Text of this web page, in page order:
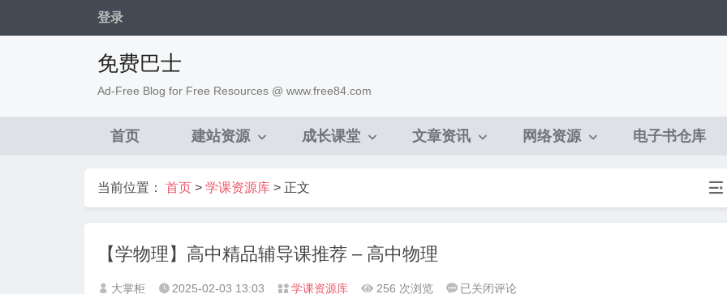
登录
免费巴士
Ad-Free Blog for Free Resources @ www.free84.com
首页 建站资源 成长课堂 文章资讯 网络资源 电子书仓库

当前位置： 首页 > 学课资源库 > 正文
【学物理】高中精品辅导课推荐 – 高中物理
 大掌柜  2025-02-03 13:03  学课资源库  256 次浏览  【学
已关闭评论